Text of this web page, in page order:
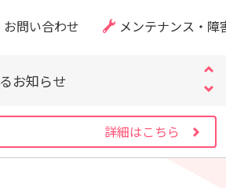
お問い合わせ メンテナンス・障
イト」にご注意ください
CVE-2026-60137）
知らせ
・CVE-2026-60137）
詳細はこちら